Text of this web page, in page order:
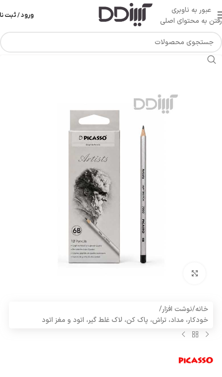
عبور به ناوبری
رفتن به محتوای اصلی
ورود / ثبت
خانه/نوشت افزار/
خودکار، مداد، تراش، پاک کن، لاک غلط گیر، اتود و مغز اتود